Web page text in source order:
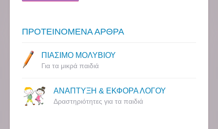
ΠΡΟΤΕΙΝΟΜΕΝΑ ΑΡΘΡΑ
ΠΙΑΣΙΜΟ ΜΟΛΥΒΙΟΥ
Για τα μικρά παιδιά
ΑΝΑΠΤΥΞΗ & ΕΚΦΟΡΑ ΛΟΓΟΥ
Δραστηριότητες για τα παιδιά